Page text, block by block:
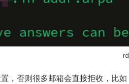
，否则很多邮箱会直接拒收，比